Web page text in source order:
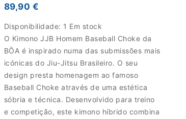
89,90 €
Disponibilidade: 1 Em stock
O Kimono JJB Homem Baseball Choke da
BŌA é inspirado numa das submissões mais
icónicas do Jiu-Jitsu Brasileiro. O seu
design presta homenagem ao famoso
Baseball Choke através de uma estética
sóbria e técnica. Desenvolvido para treino
e competição, este kimono híbrido combina